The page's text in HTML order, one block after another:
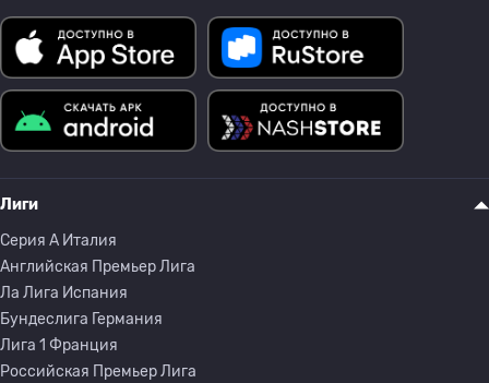
Лиги
Серия A Италия
Английская Премьер Лига
Ла Лига Испания
Бундеслига Германия
Лига 1 Франция
Российская Премьер Лига